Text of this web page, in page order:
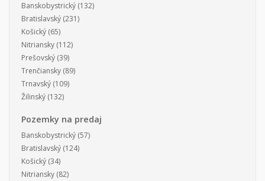
Banskobystrický (132)
Bratislavský (231)
Košický (65)
Nitriansky (112)
Prešovský (39)
Trenčiansky (89)
Trnavský (109)
Žilinský (132)
Pozemky na predaj
Banskobystrický (57)
Bratislavský (124)
Košický (34)
Nitriansky (82)